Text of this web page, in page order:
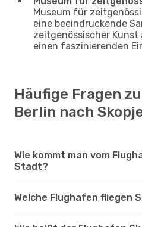
Museum für
eine beeindruckende
zeitgenössischer
einen faszinierenden
Häufige Fragen
Berlin nach
Wie kommt man vom
Stadt?
Welche Flughafen fliegen